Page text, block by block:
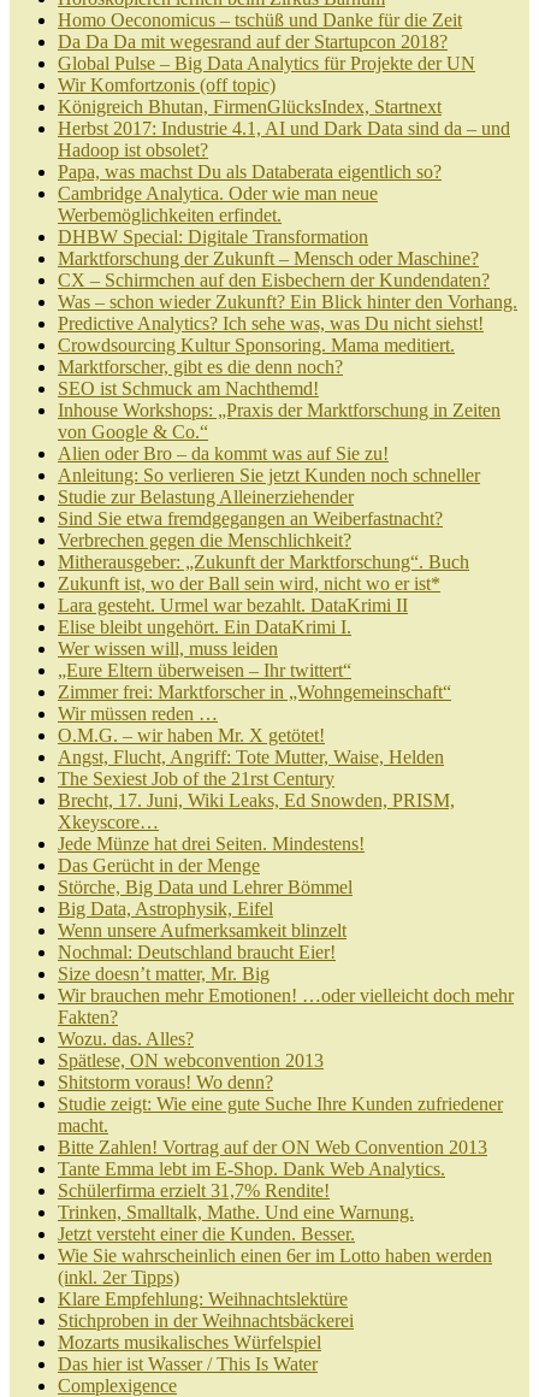
Homo Oeconomicus – tschüß und Danke für die Zeit
Da Da Da mit wegesrand auf der Startupcon 2018?
Global Pulse – Big Data Analytics für Projekte der UN
Wir Komfortzonis (off topic)
Königreich Bhutan, FirmenGlücksIndex, Startnext
Herbst 2017: Industrie 4.1, AI und Dark Data sind da – und
Hadoop ist obsolet?
Papa, was machst Du als Databerata eigentlich so?
Cambridge Analytica. Oder wie man neue
Werbemöglichkeiten erfindet.
DHBW Special: Digitale Transformation
Marktforschung der Zukunft – Mensch oder Maschine?
CX – Schirmchen auf den Eisbechern der Kundendaten?
Was – schon wieder Zukunft? Ein Blick hinter den Vorhang.
Predictive Analytics? Ich sehe was, was Du nicht siehst!
Crowdsourcing Kultur Sponsoring. Mama meditiert.
Marktforscher, gibt es die denn noch?
SEO ist Schmuck am Nachthemd!
Inhouse Workshops: „Praxis der Marktforschung in Zeiten
von Google & Co.“
Alien oder Bro – da kommt was auf Sie zu!
Anleitung: So verlieren Sie jetzt Kunden noch schneller
Studie zur Belastung Alleinerziehender
Sind Sie etwa fremdgegangen an Weiberfastnacht?
Verbrechen gegen die Menschlichkeit?
Mitherausgeber: „Zukunft der Marktforschung“. Buch
Zukunft ist, wo der Ball sein wird, nicht wo er ist*
Lara gesteht. Urmel war bezahlt. DataKrimi II
Elise bleibt ungehört. Ein DataKrimi I.
Wer wissen will, muss leiden
„Eure Eltern überweisen – Ihr twittert“
Zimmer frei: Marktforscher in „Wohngemeinschaft“
Wir müssen reden …
O.M.G. – wir haben Mr. X getötet!
Angst, Flucht, Angriff: Tote Mutter, Waise, Helden
The Sexiest Job of the 21rst Century
Brecht, 17. Juni, Wiki Leaks, Ed Snowden, PRISM,
Xkeyscore…
Jede Münze hat drei Seiten. Mindestens!
Das Gerücht in der Menge
Störche, Big Data und Lehrer Bömmel
Big Data, Astrophysik, Eifel
Wenn unsere Aufmerksamkeit blinzelt
Nochmal: Deutschland braucht Eier!
Size doesn’t matter, Mr. Big
Wir brauchen mehr Emotionen! …oder vielleicht doch mehr
Fakten?
Wozu. das. Alles?
Spätlese, ON webconvention 2013
Shitstorm voraus! Wo denn?
Studie zeigt: Wie eine gute Suche Ihre Kunden zufriedener
macht.
Bitte Zahlen! Vortrag auf der ON Web Convention 2013
Tante Emma lebt im E-Shop. Dank Web Analytics.
Schülerfirma erzielt 31,7% Rendite!
Trinken, Smalltalk, Mathe. Und eine Warnung.
Jetzt versteht einer die Kunden. Besser.
Wie Sie wahrscheinlich einen 6er im Lotto haben werden
(inkl. 2er Tipps)
Klare Empfehlung: Weihnachtslektüre
Stichproben in der Weihnachtsbäckerei
Mozarts musikalisches Würfelspiel
Das hier ist Wasser / This Is Water
Complexigence